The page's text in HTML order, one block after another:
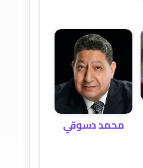
محمد دسوقي